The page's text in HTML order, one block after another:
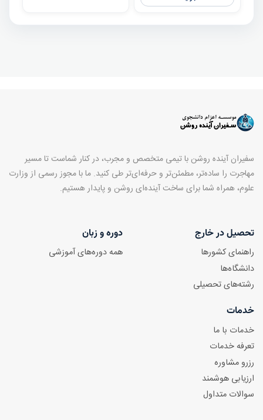
سفیران آینده روشن با تیمی متخصص و مجرب، در کنار شماست تا مسیر
مهاجرت را ساده‌تر، مطمئن‌تر و حرفه‌ای‌تر طی کنید. ما با مجوز رسمی از وزارت
علوم، همراه شما برای ساخت آینده‌ای روشن و پایدار هستیم.
تحصیل در خارج
راهنمای کشورها
دانشگاه‌ها
رشته‌های تحصیلی
دوره و زبان
همه دوره‌های آموزشی
خدمات
خدمات با ما
تعرفه خدمات
رزرو مشاوره
ارزیابی هوشمند
سوالات متداول